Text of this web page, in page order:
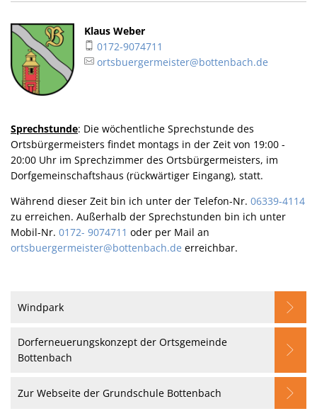
Klaus Weber
0172-9074711
ortsbuergermeister@bottenbach.de
Sprechstunde: Die wöchentliche Sprechstunde des
Ortsbürgermeisters findet montags in der Zeit von 19:00 -
20:00 Uhr im Sprechzimmer des Ortsbürgermeisters, im
Dorfgemeinschaftshaus (rückwärtiger Eingang), statt.
Während dieser Zeit bin ich unter der Telefon-Nr. 06339-4114
zu erreichen. Außerhalb der Sprechstunden bin ich unter
Mobil-Nr. 0172- 9074711 oder per Mail an
ortsbuergermeister@bottenbach.de erreichbar.
Windpark
Dorferneuerungskonzept der Ortsgemeinde
Bottenbach
Zur Webseite der Grundschule Bottenbach